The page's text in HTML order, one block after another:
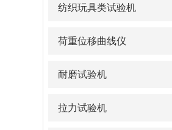
纺织玩具类试验机
荷重位移曲线仪
耐磨试验机
拉力试验机